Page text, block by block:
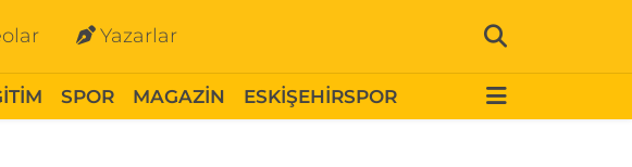
Yazarlar
SPOR MAGAZİN ESKİŞEHİRSPOR